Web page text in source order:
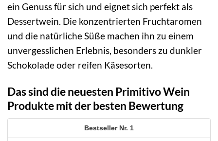
ein Genuss für sich und eignet sich perfekt als
Dessertwein. Die konzentrierten Fruchtaromen
und die natürliche Süße machen ihn zu einem
unvergesslichen Erlebnis, besonders zu dunkler
Schokolade oder reifen Käsesorten.
Das sind die neuesten Primitivo Wein
Produkte mit der besten Bewertung
1